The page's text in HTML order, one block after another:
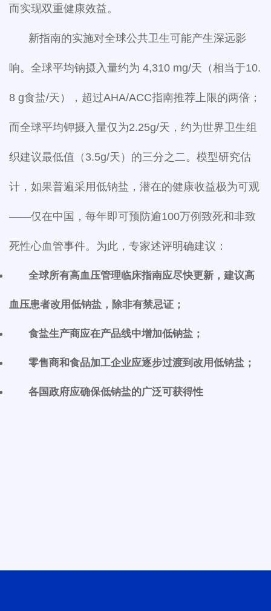
而实现双重健康效益。
新指南的实施对全球公共卫生可能产生深远影
响。全球平均钠摄入量约为 4,310 mg/天（相当于10.
8 g食盐/天），超过AHA/ACC指南推荐上限的两倍；
而全球平均钾摄入量仅为2.25g/天，约为世界卫生组
织建议最低值（3.5g/天）的三分之二。模型研究估
计，如果普遍采用低钠盐，潜在的健康收益极为可观
——仅在中国，每年即可预防逾100万例致死和非致
死性心血管事件。为此，专家述评明确建议：
全球所有高血压管理临床指南应尽快更新，建议高
血压患者改用低钠盐，除非有禁忌证；
食盐生产商应在产品线中增加低钠盐；
零售商和食品加工企业应逐步过渡到改用低钠盐；
各国政府应确保低钠盐的广泛可获得性